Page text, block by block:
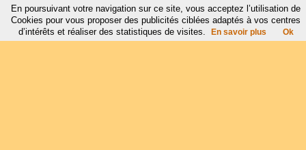
En poursuivant votre navigation sur ce site, vous acceptez l’utilisation de
Cookies pour vous proposer des publicités ciblées adaptés à vos centres
d’intérêts et réaliser des statistiques de visites.
En savoir plus Ok